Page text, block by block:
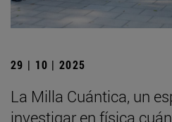
29 | 10 | 2025
La Milla Cuántica, un
investigar en física